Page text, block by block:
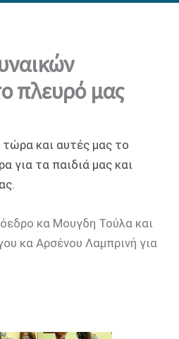
πλευρό μας
και αυτές μας το
για τα παιδιά μας και
κα Μουγδη Τούλα και
κα Αρσένου Λαμπρινή για